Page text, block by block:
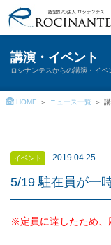
講演・イベント
ロシナンテスからの講演・イベ
HOME ニュース一覧
イベント 2019.04.25
5/19 駐在員が一
※定員に達したため、